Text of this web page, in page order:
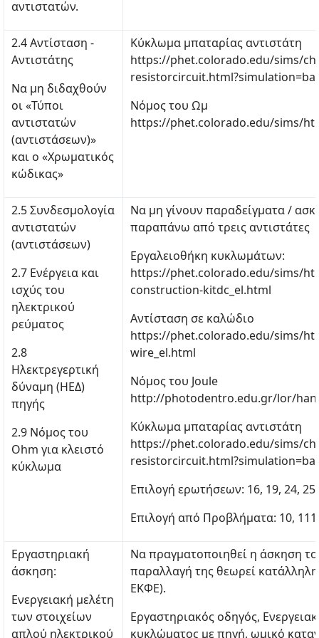
αντιστατών.
2.4 Αντίσταση -
Αντιστάτης
Να μη διδαχθούν
οι «Τύποι
αντιστατών
(αντιστάσεων)»
και ο «Χρωματικός
κώδικας»
Κύκλωμα μπαταρίας αντιστάτη
https://phet.colorado.edu/sims/
Νόμος του Ωμ
https://phet.colorado.edu/sims/
2.5 Συνδεσμολογία
αντιστατών
(αντιστάσεων)
2.7 Ενέργεια και
ισχύς του
ηλεκτρικού
ρεύματος
2.8
Ηλεκτρεγερτική
δύναμη (ΗΕΔ)
πηγής
2.9 Νόμος του
Οhm για κλειστό
κύκλωμα
Να μη γίνουν παραδείγματα /
παραπάνω από τρεις αντιστάτες
Εργαλειοθήκη κυκλωμάτων:
https://phet.colorado.edu/sims/
construction-kitdc_el.html
Αντίσταση σε καλώδιο
https://phet.colorado.edu/sims/
wire_el.html
Νόμος του Joule
http://photodentro.edu.gr/lor/
Κύκλωμα μπαταρίας αντιστάτη
https://phet.colorado.edu/sims/
Επιλογή ερωτήσεων: 16, 19, 24,
Επιλογή από Προβλήματα: 10,
Εργαστηριακή
άσκηση:
Ενεργειακή μελέτη
των στοιχείων
απλού ηλεκτρικού
Να πραγματοποιηθεί η άσκηση
παραλλαγή της θεωρεί
ΕΚΦΕ).
Εργαστηριακός οδηγός,
κυκλώματος με πηγή, ωμικό